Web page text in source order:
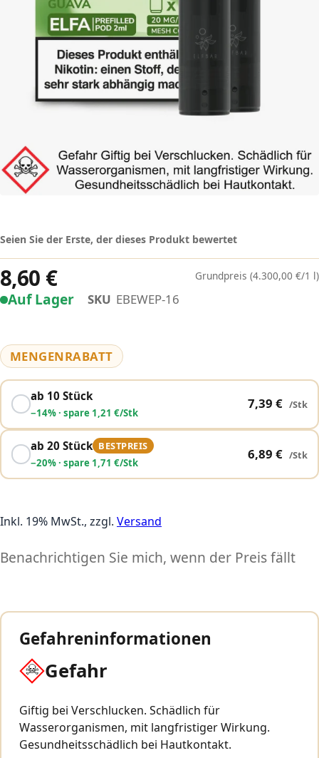
Auf Lager SKU EBEWEP-16
Seien Sie der Erste, der dieses Produkt bewertet
8,60 € (4.300,00 €/1 l)
MENGENRABATT
ab 10 Stück
−14% · spare 1,21 €/Stk
7,39 € /Stk
ab 20 Stück BESTPREIS
−20% · spare 1,71 €/Stk
6,89 € /Stk
Inkl. 19% MwSt., zzgl. Versand
Benachrichtigen Sie mich, wenn der Preis fällt
Gefahreninformationen
Gefahr
Giftig bei Verschlucken. Schädlich für
Wasserorganismen, mit langfristiger Wirkung.
Gesundheitsschädlich bei Hautkontakt.